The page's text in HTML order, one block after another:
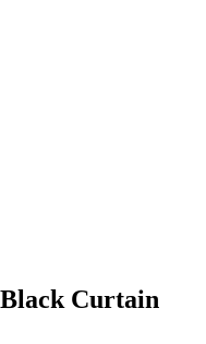
Curtain